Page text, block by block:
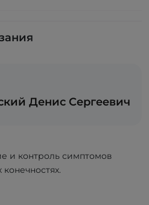
Денис Сергеевич
и контроль симптомов